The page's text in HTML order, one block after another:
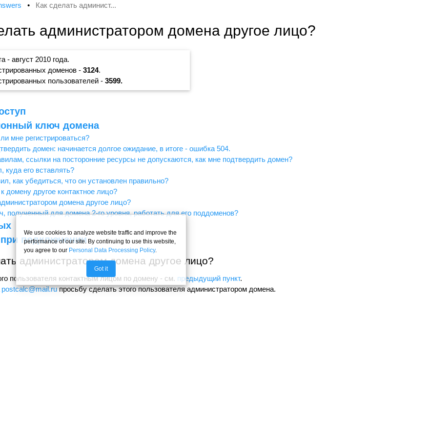
• Как сделать админист...
администратором домена другое лицо?
- август 2010 года.
доменов - 3124.
пользователей - 3599.
ключ домена
мне регистрироваться?
домен: начинается долгое ожидание, в итоге - ошибка 504.
ссылки на посторонние ресурсы не допускаются, как мне подтвердить домен?
куда его вставлять?
как убедиться, что он установлен правильно?
домену другое контактное лицо?
домена другое лицо?
полученный для домена 2-го уровня, работать для его поддоменов?
подключении
администратором домена другое лицо?
пользователя контактным лицом по домену - см. предыдущий пункт.
postcalc@mail.ruпросьбу сделать этого пользователя администратором домена.
We use cookies to analyze website traffic and improve the
performance of our site. By continuing to use this website,
you agree to our Personal Data Processing Policy.
Got it